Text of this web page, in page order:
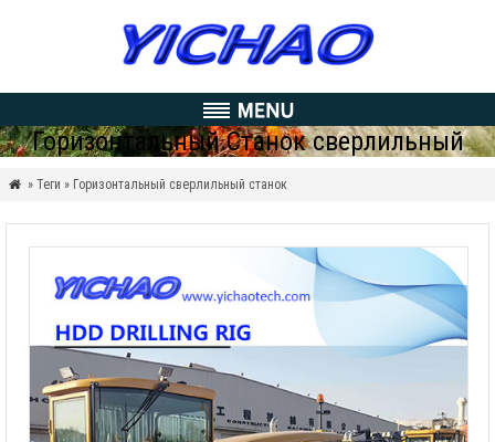
Горизонтальный Станок сверлильный
 » Теги » Горизонтальный сверлильный станок